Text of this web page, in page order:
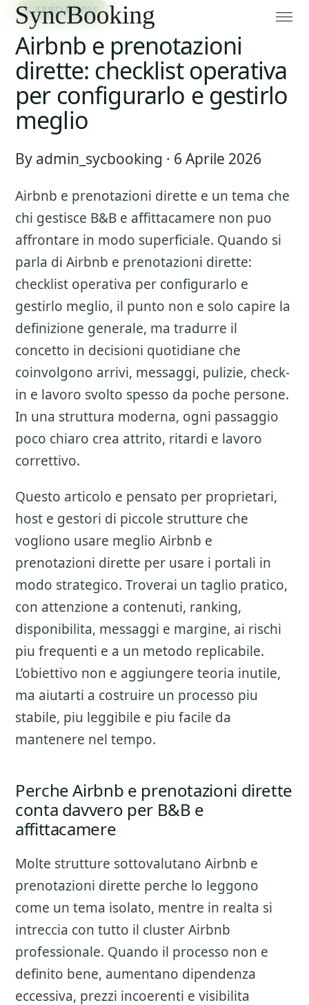
6 APRILE 2026
Airbnb e prenotazioni
dirette: checklist operativa
per configurarlo e gestirlo
meglio
By admin_sycbooking · 6 Aprile 2026
Airbnb e prenotazioni dirette e un tema che
chi gestisce B&B e affittacamere non puo
affrontare in modo superficiale. Quando si
parla di Airbnb e prenotazioni dirette:
checklist operativa per configurarlo e
gestirlo meglio, il punto non e solo capire la
definizione generale, ma tradurre il
concetto in decisioni quotidiane che
coinvolgono arrivi, messaggi, pulizie, check-
in e lavoro svolto spesso da poche persone.
In una struttura moderna, ogni passaggio
poco chiaro crea attrito, ritardi e lavoro
correttivo.
Questo articolo e pensato per proprietari,
host e gestori di piccole strutture che
vogliono usare meglio Airbnb e
prenotazioni dirette per usare i portali in
modo strategico. Troverai un taglio pratico,
con attenzione a contenuti, ranking,
disponibilita, messaggi e margine, ai rischi
piu frequenti e a un metodo replicabile.
L’obiettivo non e aggiungere teoria inutile,
ma aiutarti a costruire un processo piu
stabile, piu leggibile e piu facile da
mantenere nel tempo.
Perche Airbnb e prenotazioni dirette
conta davvero per B&B e
affittacamere
Molte strutture sottovalutano Airbnb e
prenotazioni dirette perche lo leggono
come un tema isolato, mentre in realta si
intreccia con tutto il clusterAirbnb
professionale. Quando il processo non e
definito bene, aumentano dipendenza
eccessiva, prezzi incoerenti e visibilita